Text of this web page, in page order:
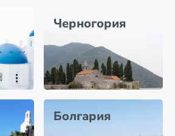
Черногория
Болгария